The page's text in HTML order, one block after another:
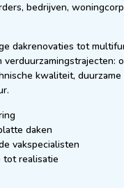
bedrijven,
dakrenovaties tot
verduurzamingstrajecten:
kwaliteit,
daken
vakspecialisten
tot realisatie